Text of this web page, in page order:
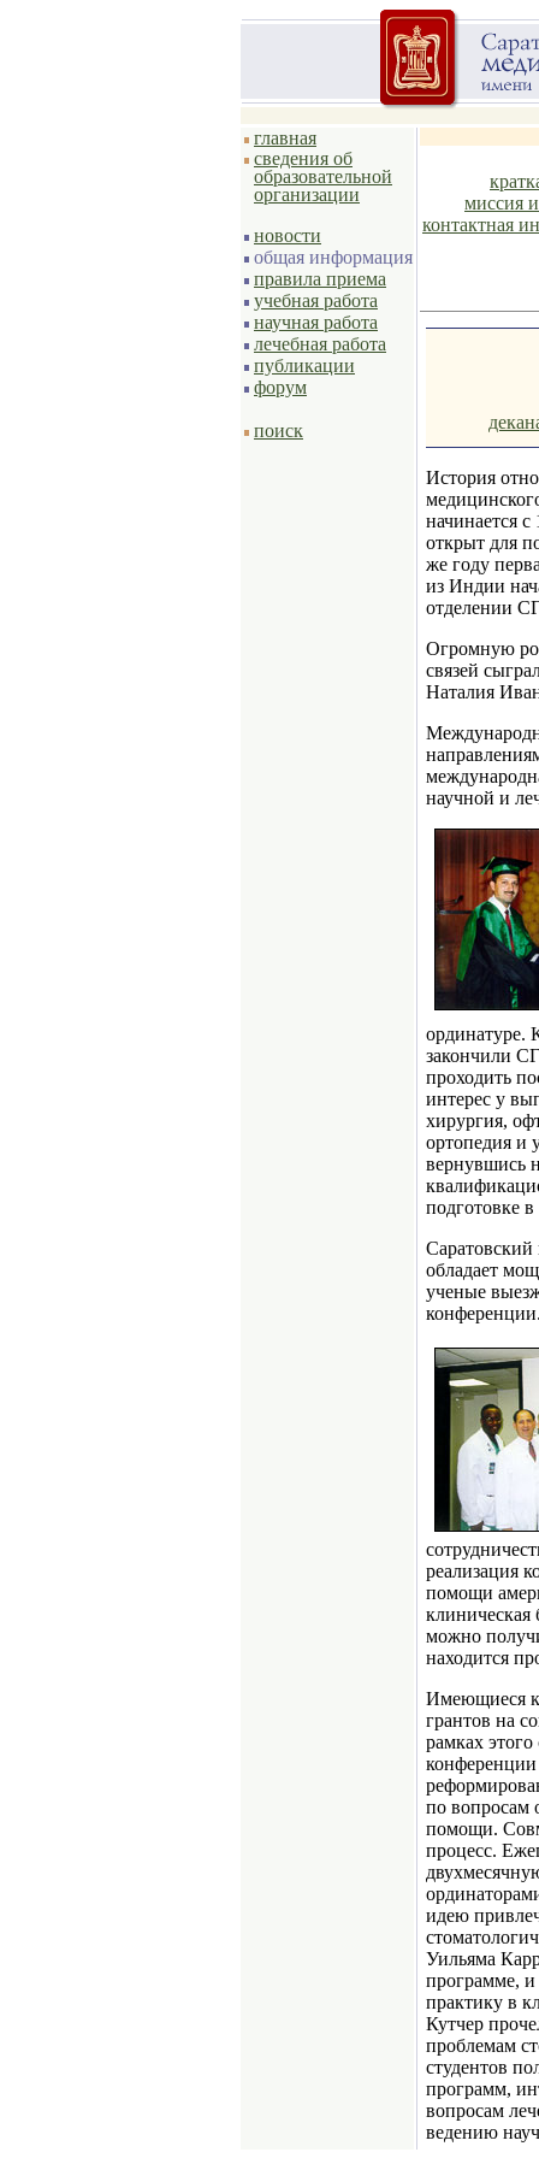
главная
сведения об
образовательной
организации
новости
общая информация
правила приема
учебная работа
научная работа
лечебная работа
публикации
форум
поиск
миссия
контактная
История
начинается
открыт для
же году
из Индии
отделении
Огромную
связей
Наталия
научной и
ординатуре.
закончили
проходить
интерес у
хирургия,
ортопедия и
вернувшись
подготовке
Саратовский
обладает
ученые
реализация
помощи
клиническая
можно
находится
Имеющиеся
грантов на
рамках
по вопросам
помощи.
процесс.
идею
Уильяма
программе, и
практику в
Кутчер
проблемам
студентов
программ,
вопросам
ведению